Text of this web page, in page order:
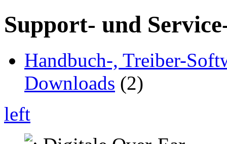
Support- und
Handbuch-, Treiber-
Downloads (2)
left